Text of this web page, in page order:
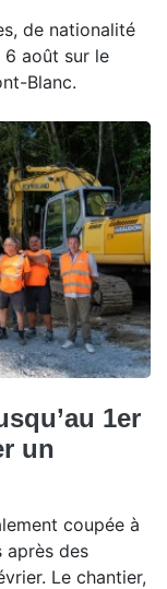
de nationalité
6 août sur le
Blanc.
1er
un
coupée à
après des
Le chantier,